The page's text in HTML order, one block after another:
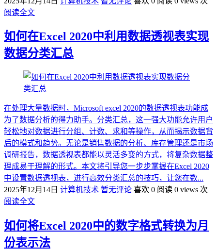
阅读全文
如何在Excel 2020中利用数据透视表实现
数据分类汇总
在处理大量数据时，Microsoft excel 2020的数据透视表功能成
为了数据分析的得力助手。分类汇总，这一强大功能允许用户
轻松地对数据进行分组、计数、求和等操作，从而揭示数据背
后的模式和趋势。无论是销售数据的分析、库存管理还是市场
调研报告，数据透视表都能以灵活多变的方式，将复杂数据整
理成易于理解的形式。本文将引导您一步步掌握在Excel 2020
中设置数据透视表，进行高效分类汇总的技巧，让您在数...
2025年12月14日 计算机技术 暂无评论 喜欢 0 阅读 0 views 次
阅读全文
如何将Excel 2020中的数字格式转换为月
份表示法